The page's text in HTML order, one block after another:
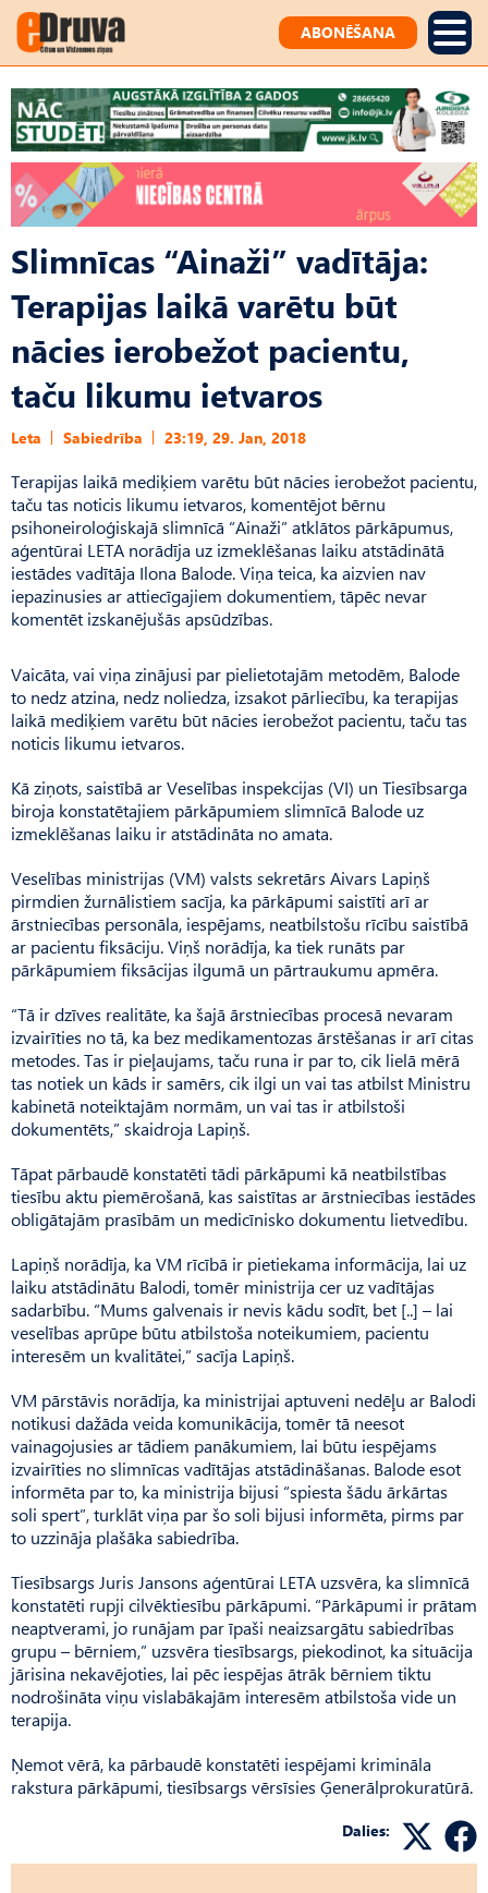
ABONĒŠANA
Slimnīcas “Ainaži” vadītāja:
Terapijas laikā varētu būt
nācies ierobežot pacientu,
taču likumu ietvaros
Leta Sabiedrība 23:19, 29. Jan, 2018
Terapijas laikā mediķiem varētu būt nācies ierobežot pacientu,
taču tas noticis likumu ietvaros, komentējot bērnu
psihoneiroloģiskajā slimnīcā “Ainaži” atklātos pārkāpumus,
aģentūrai LETA norādīja uz izmeklēšanas laiku atstādinātā
iestādes vadītāja Ilona Balode. Viņa teica, ka aizvien nav
iepazinusies ar attiecīgajiem dokumentiem, tāpēc nevar
komentēt izskanējušās apsūdzības.
Vaicāta, vai viņa zinājusi par pielietotajām metodēm, Balode
to nedz atzina, nedz noliedza, izsakot pārliecību, ka terapijas
laikā mediķiem varētu būt nācies ierobežot pacientu, taču tas
noticis likumu ietvaros.
Kā ziņots, saistībā ar Veselības inspekcijas (VI) un Tiesībsarga
biroja konstatētajiem pārkāpumiem slimnīcā Balode uz
izmeklēšanas laiku ir atstādināta no amata.
Veselības ministrijas (VM) valsts sekretārs Aivars Lapiņš
pirmdien žurnālistiem sacīja, ka pārkāpumi saistīti arī ar
ārstniecības personāla, iespējams, neatbilstošu rīcību saistībā
ar pacientu fiksāciju. Viņš norādīja, ka tiek runāts par
pārkāpumiem fiksācijas ilgumā un pārtraukumu apmēra.
“Tā ir dzīves realitāte, ka šajā ārstniecības procesā nevaram
izvairīties no tā, ka bez medikamentozas ārstēšanas ir arī citas
metodes. Tas ir pieļaujams, taču runa ir par to, cik lielā mērā
tas notiek un kāds ir samērs, cik ilgi un vai tas atbilst Ministru
kabinetā noteiktajām normām, un vai tas ir atbilstoši
dokumentēts,” skaidroja Lapiņš.
Tāpat pārbaudē konstatēti tādi pārkāpumi kā neatbilstības
tiesību aktu piemērošanā, kas saistītas ar ārstniecības iestādes
obligātajām prasībām un medicīnisko dokumentu lietvedību.
Lapiņš norādīja, ka VM rīcībā ir pietiekama informācija, lai uz
laiku atstādinātu Balodi, tomēr ministrija cer uz vadītājas
sadarbību. “Mums galvenais ir nevis kādu sodīt, bet [..] – lai
veselības aprūpe būtu atbilstoša noteikumiem, pacientu
interesēm un kvalitātei,” sacīja Lapiņš.
VM pārstāvis norādīja, ka ministrijai aptuveni nedēļu ar Balodi
notikusi dažāda veida komunikācija, tomēr tā neesot
vainagojusies ar tādiem panākumiem, lai būtu iespējams
izvairīties no slimnīcas vadītājas atstādināšanas. Balode esot
informēta par to, ka ministrija bijusi “spiesta šādu ārkārtas
soli spert”, turklāt viņa par šo soli bijusi informēta, pirms par
to uzzināja plašāka sabiedrība.
Tiesībsargs Juris Jansons aģentūrai LETA uzsvēra, ka slimnīcā
konstatēti rupji cilvēktiesību pārkāpumi. “Pārkāpumi ir prātam
neaptverami, jo runājam par īpaši neaizsargātu sabiedrības
grupu – bērniem,” uzsvēra tiesībsargs, piekodinot, ka situācija
jārisina nekavējoties, lai pēc iespējas ātrāk bērniem tiktu
nodrošināta viņu vislabākajām interesēm atbilstoša vide un
terapija.
Ņemot vērā, ka pārbaudē konstatēti iespējami krimināla
rakstura pārkāpumi, tiesībsargs vērsīsies Ģenerālprokuratūrā.
Dalies: